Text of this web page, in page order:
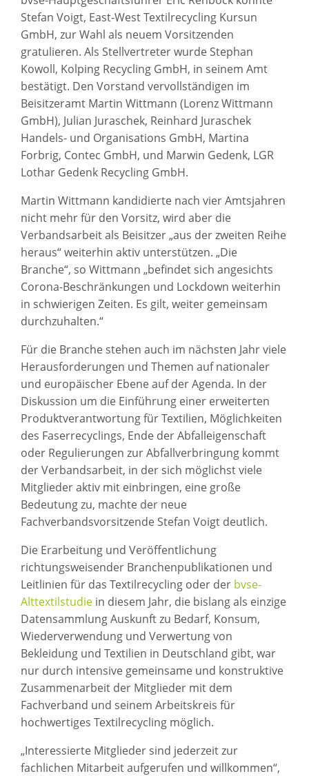
Stefan Voigt, East-West Textilrecycling Kursun
GmbH, zur Wahl als neuem Vorsitzenden
gratulieren. Als Stellvertreter wurde Stephan
Kowoll, Kolping Recycling GmbH, in seinem Amt
bestätigt. Den Vorstand vervollständigen im
Beisitzeramt Martin Wittmann (Lorenz Wittmann
GmbH), Julian Juraschek, Reinhard Juraschek
Handels- und Organisations GmbH, Martina
Forbrig, Contec GmbH, und Marwin Gedenk, LGR
Lothar Gedenk Recycling GmbH.
Martin Wittmann kandidierte nach vier Amtsjahren
nicht mehr für den Vorsitz, wird aber die
Verbandsarbeit als Beisitzer „aus der zweiten Reihe
heraus“ weiterhin aktiv unterstützen. „Die
Branche“, so Wittmann „befindet sich angesichts
Corona-Beschränkungen und Lockdown weiterhin
in schwierigen Zeiten. Es gilt, weiter gemeinsam
durchzuhalten.“
Für die Branche stehen auch im nächsten Jahr viele
Herausforderungen und Themen auf nationaler
und europäischer Ebene auf der Agenda. In der
Diskussion um die Einführung einer erweiterten
Produktverantwortung für Textilien, Möglichkeiten
des Faserrecyclings, Ende der Abfalleigenschaft
oder Regulierungen zur Abfallverbringung kommt
der Verbandsarbeit, in der sich möglichst viele
Mitglieder aktiv mit einbringen, eine große
Bedeutung zu, machte der neue
Fachverbandsvorsitzende Stefan Voigt deutlich.
Die Erarbeitung und Veröffentlichung
richtungsweisender Branchenpublikationen und
Leitlinien für das Textilrecycling oder der bvse-
Alttextilstudie in diesem Jahr, die bislang als einzige
Datensammlung Auskunft zu Bedarf, Konsum,
Wiederverwendung und Verwertung von
Bekleidung und Textilien in Deutschland gibt, war
nur durch intensive gemeinsame und konstruktive
Zusammenarbeit der Mitglieder mit dem
Fachverband und seinem Arbeitskreis für
hochwertiges Textilrecycling möglich.
„Interessierte Mitglieder sind jederzeit zur
fachlichen Mitarbeit aufgerufen und willkommen“,